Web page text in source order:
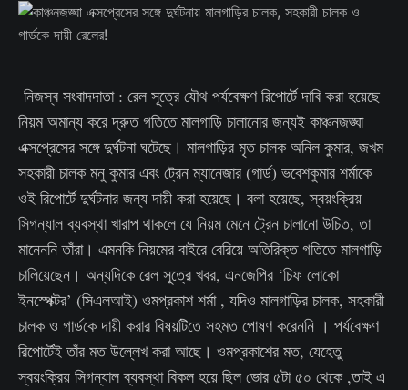
নিজস্ব সংবাদদাতা : রেল সূত্রে যৌথ পর্যবেক্ষণ রিপোর্টে দাবি করা হয়েছে
নিয়ম অমান্য করে দ্রুত গতিতে মালগাড়ি চালানোর জন্যই কাঞ্চনজঙ্ঘা
এক্সপ্রেসের সঙ্গে দুর্ঘটনা ঘটেছে। মালগাড়ির মৃত চালক অনিল কুমার, জখম
সহকারী চালক মনু কুমার এবং ট্রেন ম্যানেজার (গার্ড) ভবেশকুমার শর্মাকে
ওই রিপোর্টে দুর্ঘটনার জন্য দায়ী করা হয়েছে। বলা হয়েছে, স্বয়ংক্রিয়
সিগন্যাল ব্যবস্থা খারাপ থাকলে যে নিয়ম মেনে ট্রেন চালানো উচিত, তা
মানেননি তাঁরা। এমনকি নিয়মের বাইরে বেরিয়ে অতিরিক্ত গতিতে মালগাড়ি
চালিয়েছেন। অন্যদিকে রেল সূত্রে খবর, এনজেপির ‘চিফ লোকো
ইনস্পেক্টর’ (সিএলআই) ওমপ্রকাশ শর্মা , যদিও মালগাড়ির চালক, সহকারী
চালক ও গার্ডকে দায়ী করার বিষয়টিতে সহমত পোষণ করেননি । পর্যবেক্ষণ
রিপোর্টেই তাঁর মত উল্লেখ করা আছে। ওমপ্রকাশের মত, যেহেতু
স্বয়ংক্রিয় সিগন্যাল ব্যবস্থা বিকল হয়ে ছিল ভোর ৫টা ৫০ থেকে ,তাই এ